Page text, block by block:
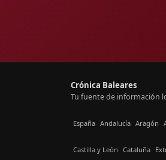
Crónica Baleares
Tu fuente de información
España Andalucía Aragón
Castilla y León Cataluña